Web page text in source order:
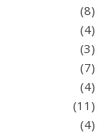
(8)
(4)
(3)
(7)
(4)
(11)
(4)